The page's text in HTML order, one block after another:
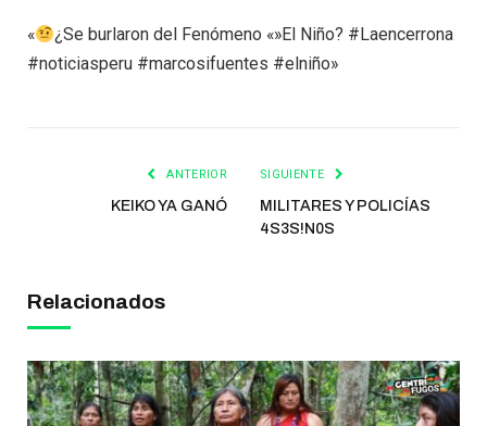
«
¿Se burlaron del Fenómeno «»El Niño? #Laencerrona
#noticiasperu #marcosifuentes #elniño»
ANTERIOR
KEIKO YA GANÓ
SIGUIENTE
MILITARES Y POLICÍAS
4S3S!N0S
Relacionados